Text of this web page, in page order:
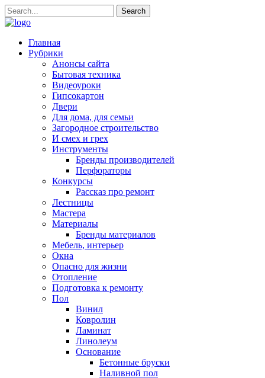
Главная
Рубрики
Анонсы сайта
Бытовая техника
Видеоуроки
Гипсокартон
Двери
Для дома, для семьи
Загородное строительство
И смех и грех
Инструменты
Бренды производителей
Перфораторы
Конкурсы
Рассказ про ремонт
Лестницы
Мастера
Материалы
Бренды материалов
Мебель, интерьер
Окна
Опасно для жизни
Отопление
Подготовка к ремонту
Пол
Винил
Ковролин
Ламинат
Линолеум
Основание
Бетонные бруски
Наливной пол